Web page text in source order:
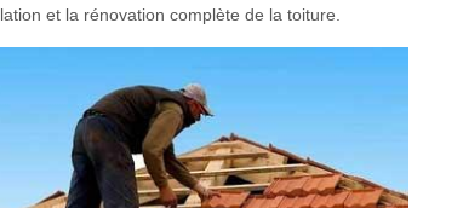
et la rénovation complète de la toiture.